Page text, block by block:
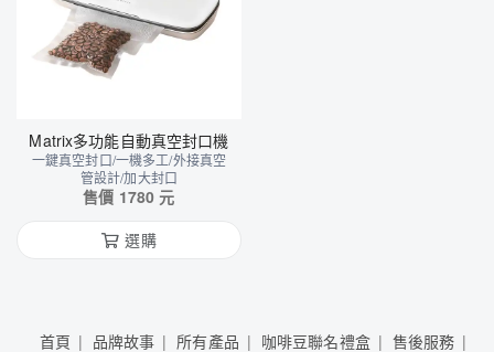
Matrix多功能自動真空封口機
一鍵真空封口/一機多工/外接真空
管設計/加大封口
售價 1780 元
選購
首頁 品牌故事 所有產品 咖啡豆聯名禮盒 售後服務